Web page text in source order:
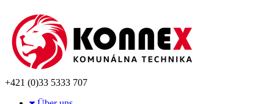
+421 (0)33 5333 707